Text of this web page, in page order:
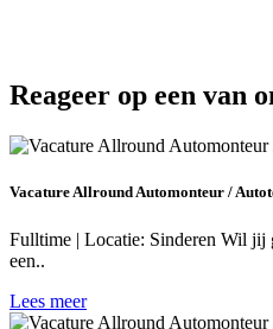
Reageer op een van
Vacature Allround Automonteur /
Fulltime | Locatie: Sinderen Wil jij
een..
Lees meer